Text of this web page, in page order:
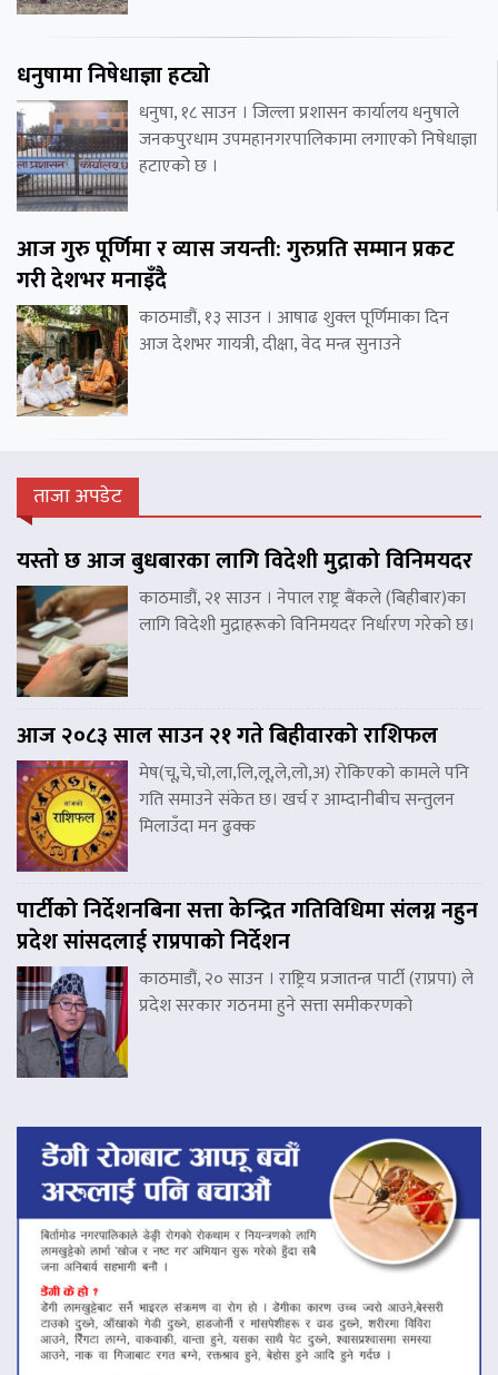
धनुषामा निषेधाज्ञा हट्यो
धनुषा, १८ साउन । जिल्ला प्रशासन कार्यालय धनुषाले
जनकपुरधाम उपमहानगरपालिकामा लगाएको निषेधाज्ञा
हटाएको छ ।
आज गुरु पूर्णिमा र व्यास जयन्ती: गुरुप्रति सम्मान प्रकट
गरी देशभर मनाइँदै
काठमाडौं, १३ साउन । आषाढ शुक्ल पूर्णिमाका दिन
आज देशभर गायत्री, दीक्षा, वेद मन्त्र सुनाउने
ताजा अपडेट
यस्तो छ आज बुधबारका लागि विदेशी मुद्राको विनिमयदर
काठमाडौं, २१ साउन । नेपाल राष्ट्र बैंकले (बिहीबार)का
लागि विदेशी मुद्राहरूको विनिमयदर निर्धारण गरेको छ।
आज २०८३ साल साउन २१ गते बिहीवारको राशिफल
मेष(चू,चे,चो,ला,लि,लू,ले,लो,अ) रोकिएको कामले पनि
गति समाउने संकेत छ। खर्च र आम्दानीबीच सन्तुलन
मिलाउँदा मन ढुक्क
पार्टीको निर्देशनबिना सत्ता केन्द्रित गतिविधिमा संलग्न नहुन
प्रदेश सांसदलाई राप्रपाको निर्देशन
काठमाडौं, २० साउन । राष्ट्रिय प्रजातन्त्र पार्टी (राप्रपा) ले
प्रदेश सरकार गठनमा हुने सत्ता समीकरणको